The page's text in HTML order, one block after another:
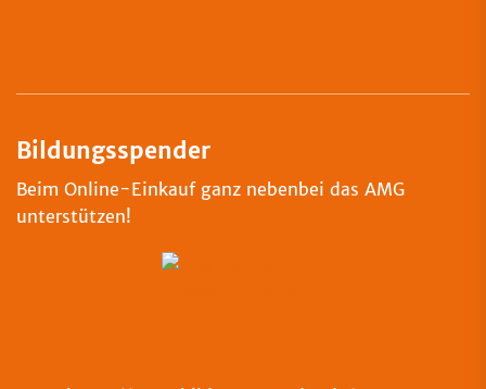
Bildungsspender
Beim Online-Einkauf ganz nebenbei das AMG
unterstützen!